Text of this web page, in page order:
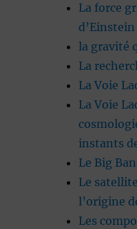
La force
d’Einstein
la gravité
La
La Voie
La Voie
instants
Le Big
Le
l’origine
Les